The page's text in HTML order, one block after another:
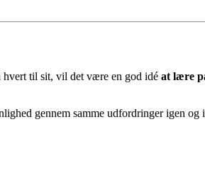
hvert til sit, vil det være en god idé at lære
gennem samme udfordringer igen